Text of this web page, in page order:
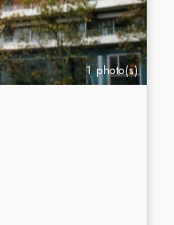
1 photo(s)